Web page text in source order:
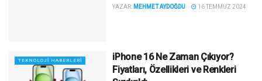
YAZAR: MEHMET AYDOĞDU 16 TEMMUZ 2024
TEKNOLOJI HABERLERI
iPhone 16 Ne Zaman Çıkıyor?
Fiyatları, Özellikleri ve Renkleri